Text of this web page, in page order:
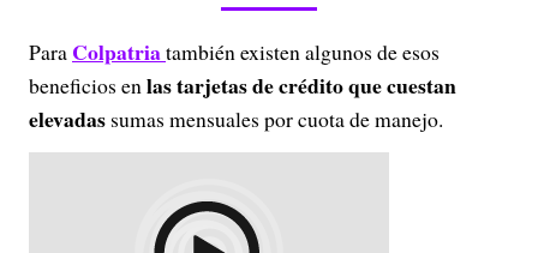
Para Colpatriatambién existen algunos de esos
beneficios enlas tarjetas de crédito que cuestan
elevadas sumas mensuales por cuota de manejo.